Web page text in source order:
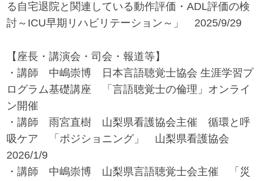
る自宅退院と関連している動作評価・ADL評価の検
討～ICU早期リハビリテーション～」 2025/9/29
【座長・講演会・司会・報道等】
・講師 中嶋崇博 日本言語聴覚士協会 生涯学習プ
ログラム基礎講座 「言語聴覚士の倫理」オンライ
ン開催
・講師 雨宮直樹 山梨県看護協会主催 循環と呼
吸ケア 「ポジショニング」 山梨県看護協会
2026/1/9
・講師 中嶋崇博 山梨県言語聴覚士会主催 「災